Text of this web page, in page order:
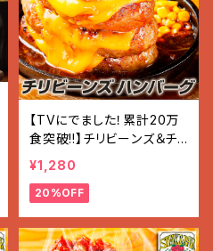
【TVにでました！累計20万
食突破!!】チリビーンズ＆チ
ーズ ハンバーグ (200g×1
個)
¥1,280
20%OFF